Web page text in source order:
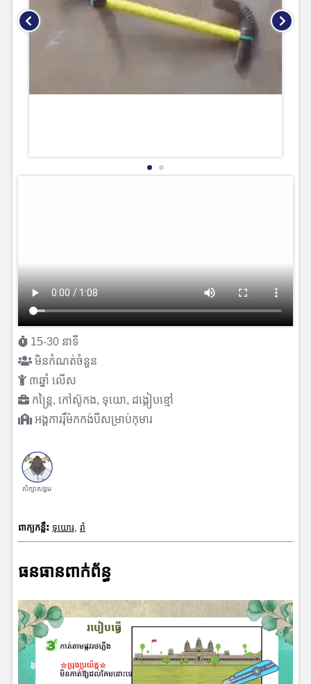
15-30 នាទី
មិនកំណត់ចំនួន
៣ឆ្នាំ លើស
កន្ត្រៃ, កៅស៊ូកង, ទុយោ, ដង្កៀបខ្មៅ
អង្គការរុឺម៉កកង់បីសម្រាប់កុមារ
សិក្សាសង្គម
ពាក្យកន្លឹះ ទុយោរ, រាំ
ធនធានពាក់ព័ន្ធ